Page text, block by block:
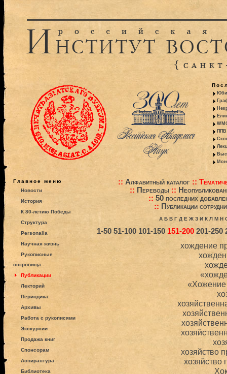
ППВ
Главное меню
Новости
История
К 80-летию Победы
Структура
Personalia
Научная жизнь
Рукописные
сокровища
Публикации
Лекторий
Периодика
Архивы
Работа с рукописями
Экскурсии
Продажа книг
Спонсорам
Аспирантура
Библиотека
:: Алфавитный каталог ::
:: Переводы::
:: 50 последних
:: Публикации
А Б В Г Д Е Ж З И К Л М Н
1-50 51-100 101-150 151-200 201-250
хождение
«Хожение
хозяйство
хозяйство